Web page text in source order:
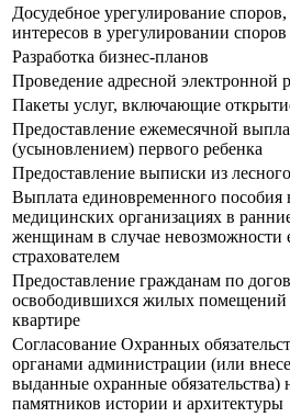
Досудебное урегулирование
интересов в урегулировании споров
Разработка бизнес-планов
Проведение адресной электронной
Пакеты услуг, включающие
Предоставление ежемесячной
(усыновлением) первого ребенка
Предоставление выписки из
Выплата единовременного пособия
медицинских организациях в
женщинам в случае невозможности
страхователем
Предоставление гражданам по
освободившихся жилых помещений
квартире
Согласование Охранных
органами администрации (или
выданные охранные обязательства)
памятников истории и архитектуры